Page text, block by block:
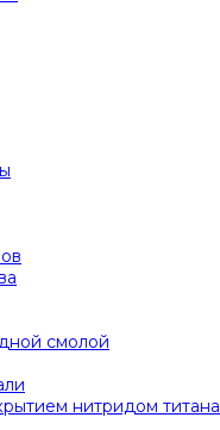
смолой
нитридом титана